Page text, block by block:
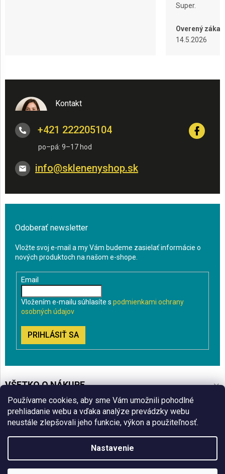
Používame cookies, aby sme Vám umožnili pohodlné
prehliadanie webu a vďaka analýze prevádzky webu
neustále zlepšovali jeho funkcie, výkon a použiteľnosť.
Nastavenie
Super.
Overený
14.5.2026
Kontakt
info@sklenenyshop.sk
+421 222205104
Odoberať newsletter
Vložte svoj e-mail a my Vám budeme zasielať informácie o
nových produktoch na našom e-shope.
Email
Vložením e-mailu súhlasíte s podmienkami ochrany
osobných údajov
PRIHLÁSIŤ SA
VŠETKO O NÁKUPE
BLOG
ČO VÁS ZAUJÍMA
Copyright 2026Sklenenyshop.sk. Všetky práva vyhradené.